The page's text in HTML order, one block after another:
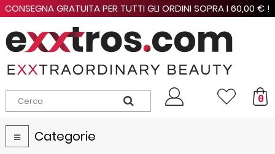
CONSEGNA GRATUITA PER TUTTI GLI ORDINI SOPRA I 60,00 € !
0
Navigazione
Toggle
Categorie